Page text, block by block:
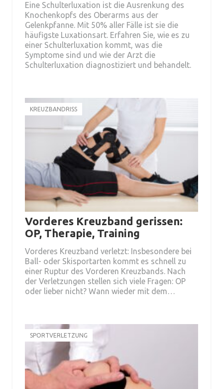
Eine Schulterluxation ist die Ausrenkung des
Knochenkopfs des Oberarms aus der
Gelenkpfanne. Mit 50% aller Fälle ist sie die
häufigste Luxationsart. Erfahren Sie, wie es zu
einer Schulterluxation kommt, was die
Symptome sind und wie der Arzt die
Schulterluxation diagnostiziert und behandelt.
KREUZBANDRISS
Vorderes Kreuzband gerissen:
OP, Therapie, Training
Vorderes Kreuzband verletzt: Insbesondere bei
Ball- oder Skisportarten kommt es schnell zu
einer Ruptur des Vorderen Kreuzbands. Nach
der Verletzungen stellen sich viele Fragen: OP
oder lieber nicht? Wann wieder mit dem…
SPORTVERLETZUNG